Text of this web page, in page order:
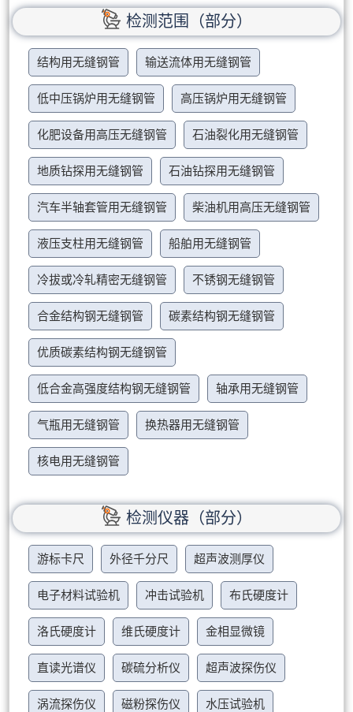
检测范围（部分）
结构用无缝钢管 输送流体用无缝钢管
低中压锅炉用无缝钢管 高压锅炉用无缝钢管
化肥设备用高压无缝钢管 石油裂化用无缝钢管
地质钻探用无缝钢管 石油钻探用无缝钢管
汽车半轴套管用无缝钢管 柴油机用高压无缝钢管
液压支柱用无缝钢管 船舶用无缝钢管
冷拔或冷轧精密无缝钢管 不锈钢无缝钢管
合金结构钢无缝钢管 碳素结构钢无缝钢管
优质碳素结构钢无缝钢管
低合金高强度结构钢无缝钢管 轴承用无缝钢管
气瓶用无缝钢管 换热器用无缝钢管
核电用无缝钢管
检测仪器（部分）
游标卡尺 外径千分尺 超声波测厚仪
电子材料试验机 冲击试验机 布氏硬度计
洛氏硬度计 维氏硬度计 金相显微镜
直读光谱仪 碳硫分析仪 超声波探伤仪
涡流探伤仪 磁粉探伤仪 水压试验机